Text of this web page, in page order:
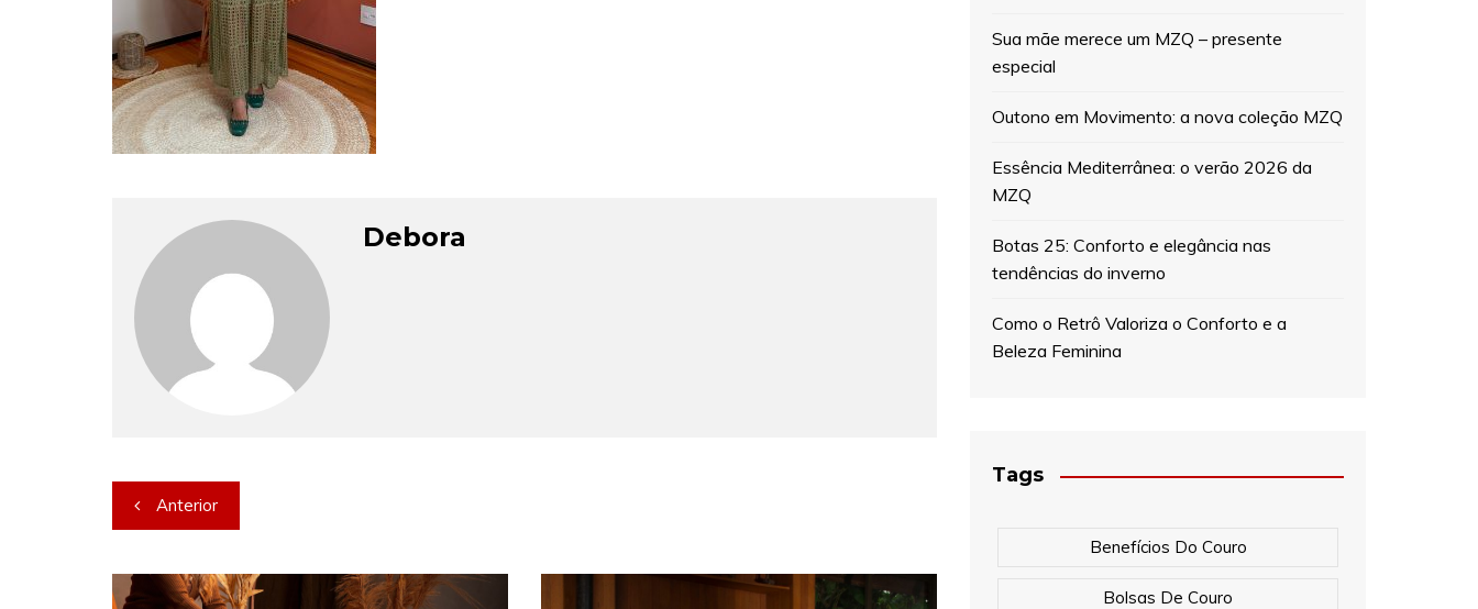
Debora
Navegação
de
Post
Anterior
Sua mãe merece um MZQ – presente
especial
Outono em Movimento: a nova coleção MZQ
Essência Mediterrânea: o verão 2026 da
MZQ
Botas 25: Conforto e elegância nas
tendências do inverno
Como o Retrô Valoriza o Conforto e a
Beleza Feminina
Tags
Benefícios Do Couro
Bolsas De Couro